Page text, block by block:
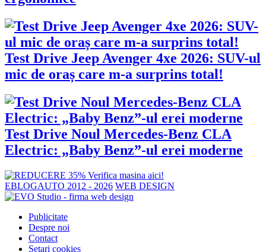
Test Drive Jeep Avenger 4xe 2026: SUV-ul
mic de oraș care m-a surprins total!
Test Drive Noul Mercedes-Benz CLA
Electric: „Baby Benz”-ul erei moderne
EBLOGAUTO 2012 - 2026 WEB DESIGN
Publicitate
Despre noi
Contact
Setari cookies